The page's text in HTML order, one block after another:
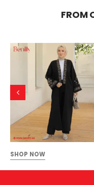
FROM
SHOP NOW